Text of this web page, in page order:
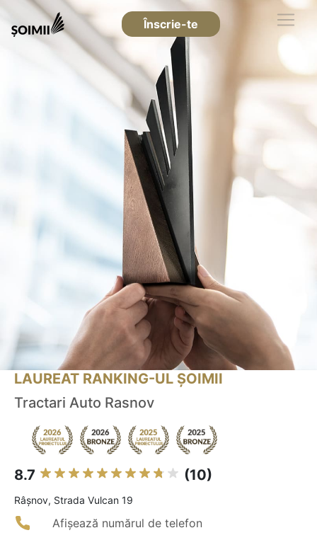
Înscrie-te
LAUREAT RANKING-UL ȘOIMII
Tractari Auto Rasnov
8.7 (10)
Râşnov, Strada Vulcan 19
Afișează numărul de telefon